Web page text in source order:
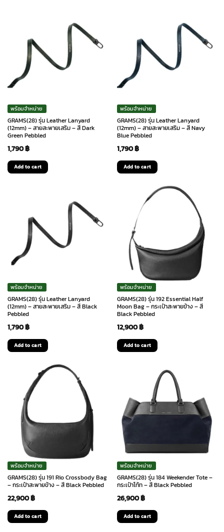
พร้อมจำหน่าย
GRAMS(28) รุ่น Leather Lanyard
(12mm) – สายสะพายเสริม – สี Dark
Green Pebbled
1,790฿
Add to cart
พร้อมจำหน่าย
GRAMS(28) รุ่น Leather Lanyard
(12mm) – สายสะพายเสริม – สี Navy
Blue Pebbled
1,790฿
Add to cart
พร้อมจำหน่าย
GRAMS(28) รุ่น Leather Lanyard
(12mm) – สายสะพายเสริม – สี Black
Pebbled
1,790฿
Add to cart
พร้อมจำหน่าย
GRAMS(28) รุ่น 192 Essential Half
Moon Bag – กระเป๋าสะพายข้าง – สี
Black Pebbled
12,900฿
Add to cart
พร้อมจำหน่าย
GRAMS(28) รุ่น 191 Rio Crossbody Bag
– กระเป๋าสะพายข้าง – สี Black Pebbled
22,900฿
Add to cart
พร้อมจำหน่าย
GRAMS(28) รุ่น 184 Weekender Tote –
กระเป๋าโท้ท – สี Black Pebbled
26,900฿
Add to cart